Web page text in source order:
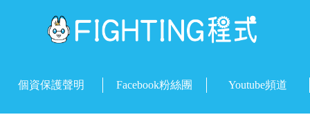
個資保護聲明 Facebook粉絲團 Youtube頻道